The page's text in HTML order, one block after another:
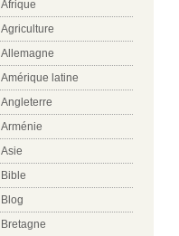
Afrique
Agriculture
Allemagne
Amérique latine
Angleterre
Arménie
Asie
Bible
Blog
Bretagne